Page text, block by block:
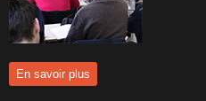
En savoir plus